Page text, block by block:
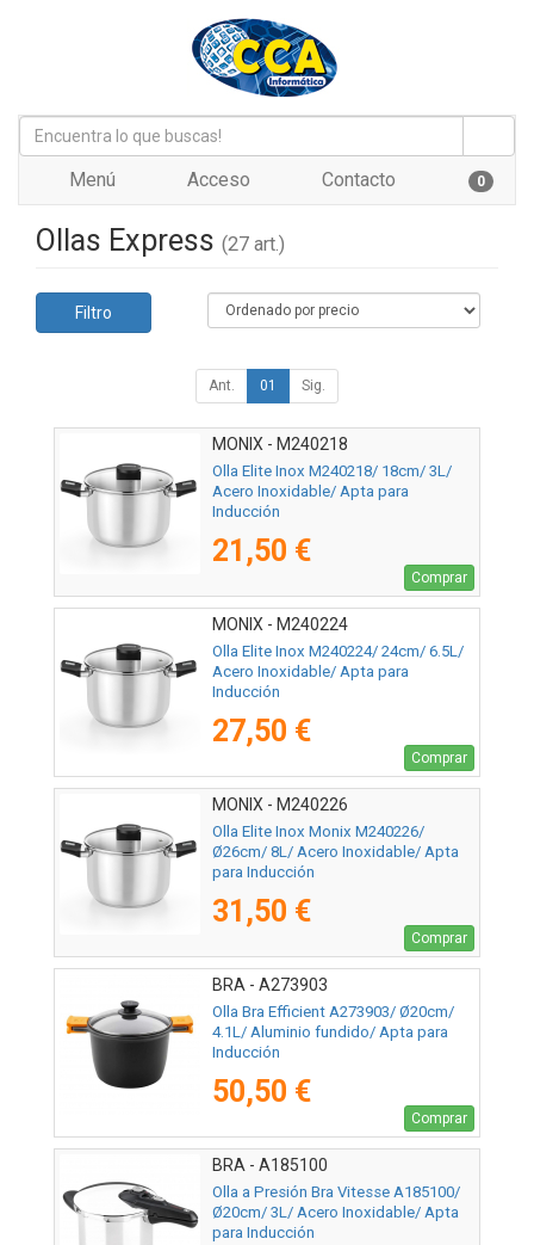
Menú Acceso Contacto 0
Ollas Express (27 art.)
Filtro
Ant. 01 Sig.
MONIX - M240218
Olla Elite Inox M240218/ 18cm/ 3L/
Acero Inoxidable/ Apta para
Inducción
21,50 €
Comprar
MONIX - M240224
Olla Elite Inox M240224/ 24cm/ 6.5L/
Acero Inoxidable/ Apta para
Inducción
27,50 €
Comprar
MONIX - M240226
Olla Elite Inox Monix M240226/
Ø26cm/ 8L/ Acero Inoxidable/ Apta
para Inducción
31,50 €
Comprar
BRA - A273903
Olla Bra Efficient A273903/ Ø20cm/
4.1L/ Aluminio fundido/ Apta para
Inducción
50,50 €
Comprar
BRA - A185100
Olla a Presión Bra Vitesse A185100/
Ø20cm/ 3L/ Acero Inoxidable/ Apta
para Inducción